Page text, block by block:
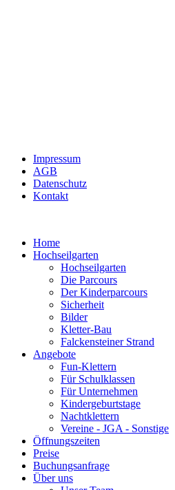
Impressum
AGB
Datenschutz
Kontakt
Home
Hochseilgarten
Hochseilgarten
Die Parcours
Der Kinderparcours
Sicherheit
Bilder
Kletter-Bau
Falckensteiner Strand
Angebote
Fun-Klettern
Für Schulklassen
Für Unternehmen
Kindergeburtstage
Nachtklettern
Vereine - JGA - Sonstige
Öffnungszeiten
Preise
Buchungsanfrage
Über uns